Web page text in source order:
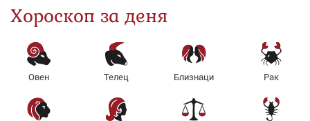
Хороскоп за деня
Овен Телец Близнаци Рак